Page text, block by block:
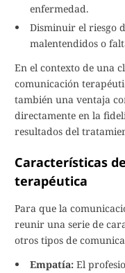
enfermedad.
Disminuir el riesgo
malentendidos o
En el contexto de una
comunicación
también una ventaja
directamente en la
resultados del
Características
terapéutica
Para que la
reunir una serie de
otros tipos de
Empatía: El